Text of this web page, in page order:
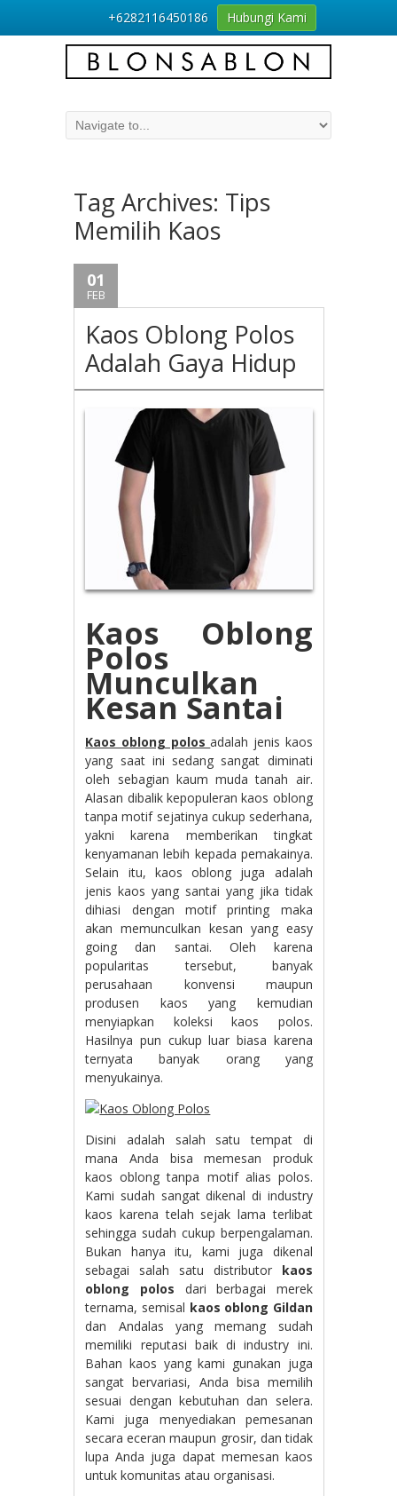
Tag Archives: Tips
Memilih Kaos
01
FEB
Kaos Oblong Polos
Adalah Gaya Hidup
Kaos Oblong
Polos
Munculkan
Kesan Santai
Kaos oblong polosadalah jenis kaos
yang saat ini sedang sangat diminati
oleh sebagian kaum muda tanah air.
Alasan dibalik kepopuleran kaos oblong
tanpa motif sejatinya cukup sederhana,
yakni karena memberikan tingkat
kenyamanan lebih kepada pemakainya.
Selain itu, kaos oblong juga adalah
jenis kaos yang santai yang jika tidak
dihiasi dengan motif printing maka
akan memunculkan kesan yang easy
going dan santai. Oleh karena
popularitas tersebut, banyak
perusahaan konvensi maupun
produsen kaos yang kemudian
menyiapkan koleksi kaos polos.
Hasilnya pun cukup luar biasa karena
ternyata banyak orang yang
menyukainya.
Disini adalah salah satu tempat di
mana Anda bisa memesan produk
kaos oblong tanpa motif alias polos.
Kami sudah sangat dikenal di industry
kaos karena telah sejak lama terlibat
sehingga sudah cukup berpengalaman.
Bukan hanya itu, kami juga dikenal
sebagai salah satu distributor kaos
oblong polos dari berbagai merek
ternama, semisal kaos oblong Gildan
dan Andalas yang memang sudah
memiliki reputasi baik di industry ini.
Bahan kaos yang kami gunakan juga
sangat bervariasi, Anda bisa memilih
sesuai dengan kebutuhan dan selera.
Kami juga menyediakan pemesanan
secara eceran maupun grosir, dan tidak
lupa Anda juga dapat memesan kaos
untuk komunitas atau organisasi.
+6282116450186 Hubungi Kami